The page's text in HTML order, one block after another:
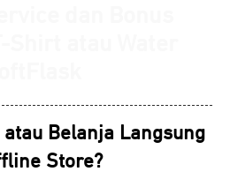
Belanja Langsung
Store?